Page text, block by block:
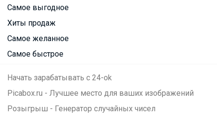
Самое выгодное
Хиты продаж
Самое желанное
Самое быстрое
Начать зарабатывать с 24-ok
Picabox.ru - Лучшее место для ваших изображений
Розыгрыш - Генератор случайных чисел